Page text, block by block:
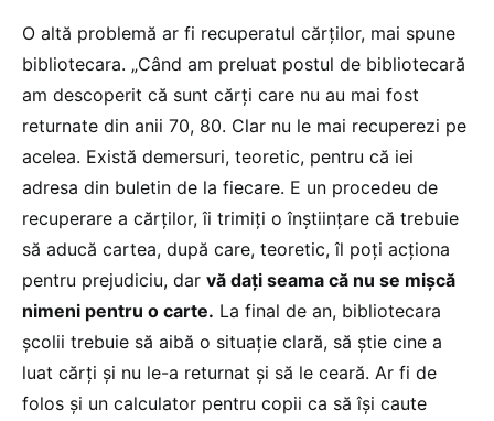
O altă problemă ar fi recuperatul cărților, mai spune
bibliotecara. „Când am preluat postul de bibliotecară
am descoperit că sunt cărți care nu au mai fost
returnate din anii 70, 80. Clar nu le mai recuperezi pe
acelea. Există demersuri, teoretic, pentru că iei
adresa din buletin de la fiecare. E un procedeu de
recuperare a cărților, îi trimiți o înștiințare că trebuie
să aducă cartea, după care, teoretic, îl poți acționa
pentru prejudiciu, dar vă dați seama că nu se mișcă
nimeni pentru o carte. La final de an, bibliotecara
școlii trebuie să aibă o situație clară, să știe cine a
luat cărți și nu le-a returnat și să le ceară. Ar fi de
folos și un calculator pentru copii ca să își caute